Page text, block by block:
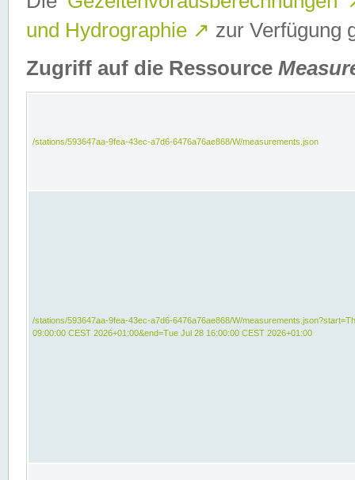
und Hydrographie ↗ zur Verfügung
Zugriff auf die Ressource
/stations/593647aa-9fea-43ec-a7d6-6476a76ae868/W/measurements.json
/stations/593647aa-9fea-43ec-a7d6-6476a76ae868/W/
09:00:00 CEST 2026+01:00&end=Tue Jul 28 16:00:00 CEST 2026+01:00